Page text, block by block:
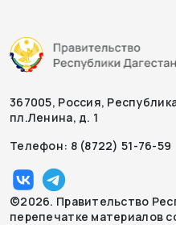
367005, Россия,
пл.Ленина, д. 1
Телефон: 8 (8722) 51-76-59
©2026. Правительство
перепечатке материалов